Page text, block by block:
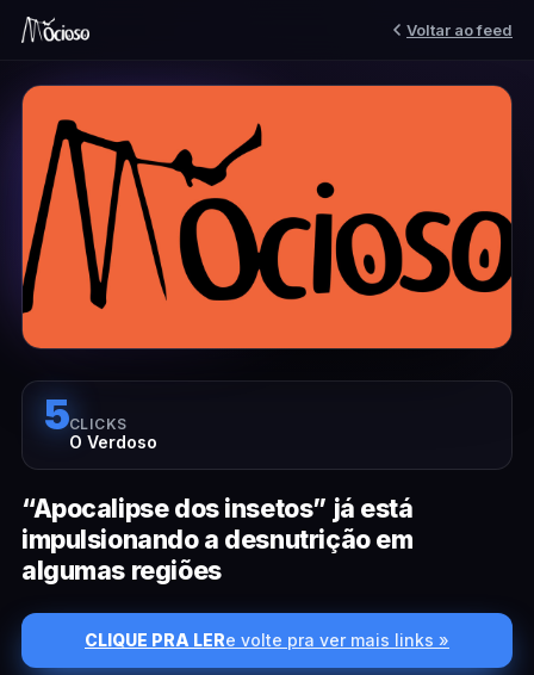
Voltar ao feed
5CLICKS
O Verdoso
“Apocalipse dos insetos” já está
impulsionando a desnutrição em
algumas regiões
CLIQUE PRA LERe volte pra ver mais links »